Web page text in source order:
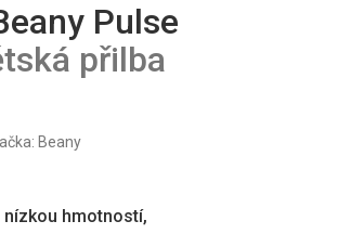
hmotností,
Pulse
přilba
Beany